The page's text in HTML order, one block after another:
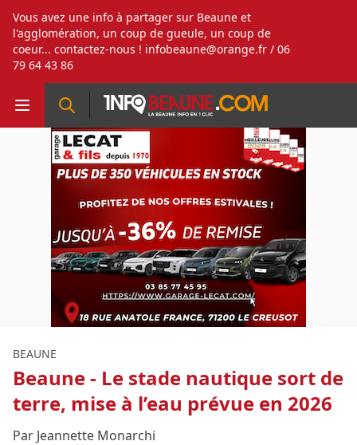
Vous avez une info à partager sur Beaune et
l'agglomération, un coup de gueule, un coup de
coeur... contactez-nous ! infobeaune@orange.fr / 06
79 64 43 86
BEAUNE
Beaune - Le stade nautique sort de
terre, mise à l’eau prévue en 2026
Par Jeannette Monarchi